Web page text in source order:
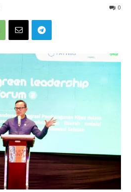
0